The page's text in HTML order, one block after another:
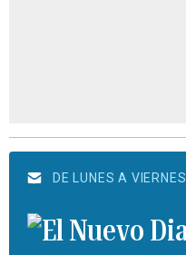
DE LUNES A VIERNES